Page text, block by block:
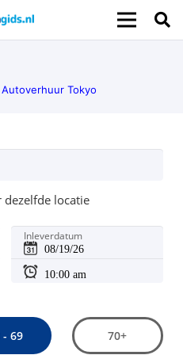
Autoverhuur Tokyo
dezelfde locatie
Inleverdatum
- 69 70+